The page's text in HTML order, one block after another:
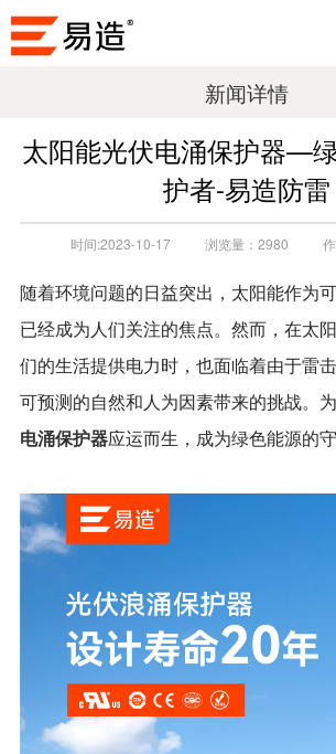
新闻详情
太阳能光伏电涌保护器—
护者-易造防雷
时间:2023-10-17 浏览量： 2980
随着环境问题的日益突出，太阳能作为
已经成为人们关注的焦点。然而，在太
们的生活提供电力时，也面临着由于雷
可预测的自然和人为因素带来的挑战。为
电涌保护器应运而生，成为绿色能源的守